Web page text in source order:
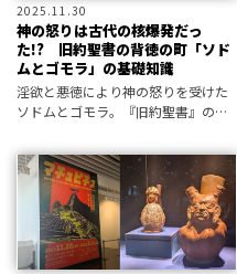
2025.11.30
神の怒りは古代の核爆発だっ
た!? 旧約聖書の背徳の町「ソド
ムとゴモラ」の基礎知識
淫欲と悪徳により神の怒りを受けた
ソドムとゴモラ。『旧約聖書』の
滅亡の物語は、実際に起こった出来
事だったと考えられている。